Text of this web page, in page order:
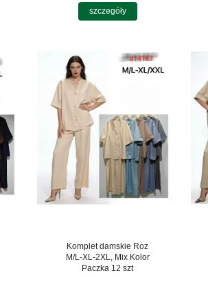
szczegóły
Komplet damskie Roz
M/L-XL-2XL, Mix Kolor
Paczka 12 szt